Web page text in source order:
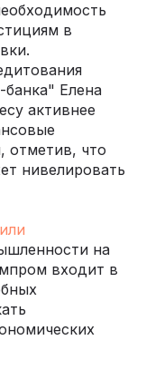
в
банка" Елена
активнее
отметив, что
нивелировать
на
входит в